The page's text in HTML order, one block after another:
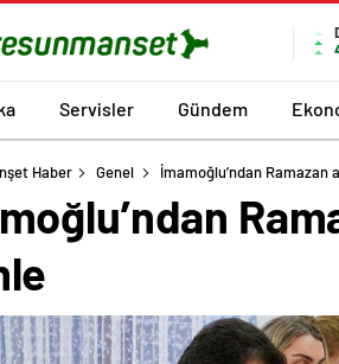
Servisler Gündem
Haber Genel İmamoğlu’ndan Ramazan